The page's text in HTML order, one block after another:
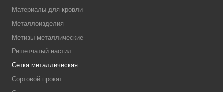
Материалы для кровли
Металлоизделия
Метизы металлические
Решетчатый настил
Сетка металлическая
Сортовой прокат